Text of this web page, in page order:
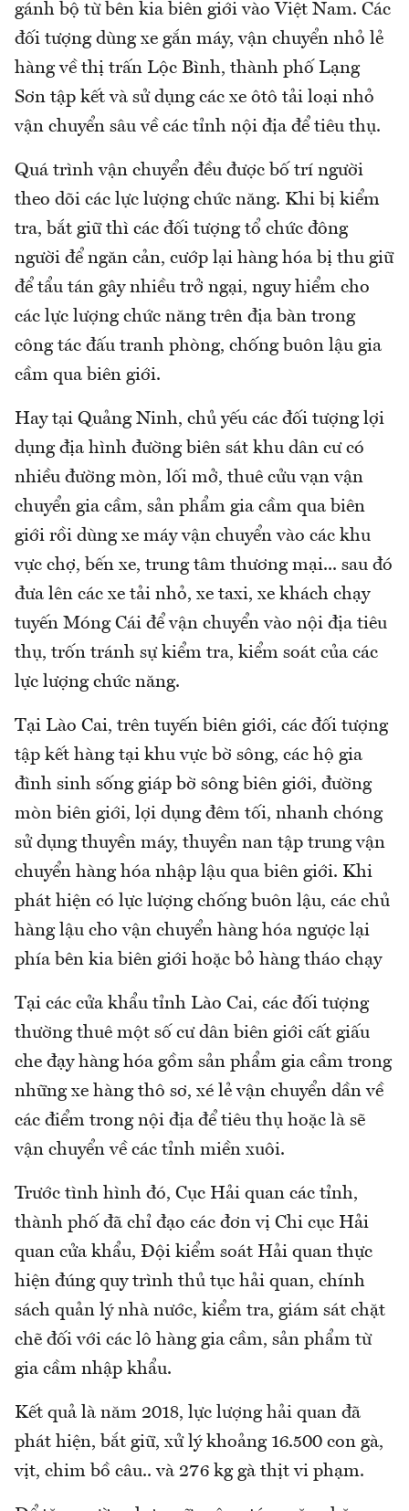
gánh bộ từ bên kia biên giới vào Việt Nam. Các
đối tượng dùng xe gắn máy, vận chuyển nhỏ lẻ
hàng về thị trấn Lộc Bình, thành phố Lạng
Sơn tập kết và sử dụng các xe ôtô tải loại nhỏ
vận chuyển sâu về các tỉnh nội địa để tiêu thụ.
Quá trình vận chuyển đều được bố trí người
theo dõi các lực lượng chức năng. Khi bị kiểm
tra, bắt giữ thì các đối tượng tổ chức đông
người để ngăn cản, cướp lại hàng hóa bị thu giữ
để tẩu tán gây nhiều trở ngại, nguy hiểm cho
các lực lượng chức năng trên địa bàn trong
công tác đấu tranh phòng, chống buôn lậu gia
cầm qua biên giới.
Hay tại Quảng Ninh, chủ yếu các đối tượng lợi
dụng địa hình đường biên sát khu dân cư có
nhiều đường mòn, lối mở, thuê cửu vạn vận
chuyển gia cầm, sản phẩm gia cầm qua biên
giới rồi dùng xe máy vận chuyển vào các khu
vực chợ, bến xe, trung tâm thương mại... sau đó
đưa lên các xe tải nhỏ, xe taxi, xe khách chạy
tuyến Móng Cái để vận chuyển vào nội địa tiêu
thụ, trốn tránh sự kiểm tra, kiểm soát của các
lực lượng chức năng.
Tại Lào Cai, trên tuyến biên giới, các đối tượng
tập kết hàng tại khu vực bờ sông, các hộ gia
đình sinh sống giáp bờ sông biên giới, đường
mòn biên giới, lợi dụng đêm tối, nhanh chóng
sử dụng thuyền máy, thuyền nan tập trung vận
chuyển hàng hóa nhập lậu qua biên giới. Khi
phát hiện có lực lượng chống buôn lậu, các chủ
hàng lậu cho vận chuyển hàng hóa ngược lại
phía bên kia biên giới hoặc bỏ hàng tháo chạy
Tại các cửa khẩu tỉnh Lào Cai, các đối tượng
thường thuê một số cư dân biên giới cất giấu
che đạy hàng hóa gồm sản phẩm gia cầm trong
những xe hàng thô sơ, xé lẻ vận chuyển dần về
các điểm trong nội địa để tiêu thụ hoặc là sẽ
vận chuyển về các tỉnh miền xuôi.
Trước tình hình đó, Cục Hải quan các tỉnh,
thành phố đã chỉ đạo các đơn vị Chi cục Hải
quan cửa khẩu, Đội kiểm soát Hải quan thực
hiện đúng quy trình thủ tục hải quan, chính
sách quản lý nhà nước, kiểm tra, giám sát chặt
chẽ đối với các lô hàng gia cầm, sản phẩm từ
gia cầm nhập khẩu.
Kết quả là năm 2018, lực lượng hải quan đã
phát hiện, bắt giữ, xử lý khoảng 16.500 con gà,
vịt, chim bồ câu.. và 276 kg gà thịt vi phạm.